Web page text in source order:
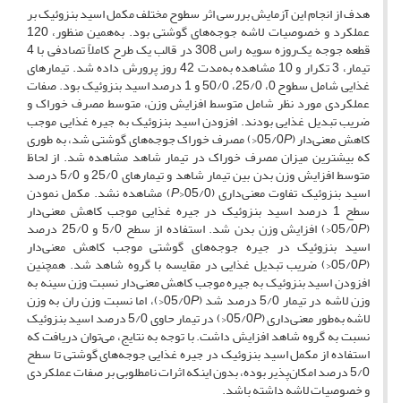
هدف از انجام این آزمایش بررسی اثر سطوح مختلف مکمل اسید بنزوئیک بر
عملکرد و خصوصیات لاشه جوجه‌های گوشتی بود. به‌همین منظور، 120
قطعه جوجه یک‌روزه سویه راس 308 در قالب یک طرح کاملاً تصادفی با 4
تیمار، 3 تکرار و 10 مشاهده به‌مدت 42 روز پرورش داده شد. تیمارهای
غذایی شامل سطوح 0، 25/0، 50/0 و 1 درصد اسید بنزوئیک بود. صفات
عملکردی مورد نظر شامل متوسط افزایش وزن، متوسط مصرف خوراک و
ضریب تبدیل غذایی بودند. افزودن اسید بنزوئیک به جیره غذایی موجب
کاهش معنی‌دار (05/0P <) مصرف خوراک جوجه‌های گوشتی شد، به طوری
‌که بیشترین میزان مصرف خوراک در تیمار شاهد مشاهده شد. از لحاظ
متوسط افزایش وزن بدن بین تیمار شاهد و تیمار‌های 25/0 و 5/0 درصد
اسید بنزوئیک تفاوت معنی‌داری (05/0< P) مشاهده نشد. مکمل نمودن
سطح 1 درصد اسید بنزوئیک در جیره غذایی موجب کاهش معنی‌دار
(05/0
P <) افزایش وزن بدن شد. استفاده از سطح 5/0 و 25/0 درصد
اسید بنزوئیک در جیره جوجه‌های گوشتی موجب کاهش معنی‌دار
(05/0
P <) ضریب تبدیل غذایی در مقایسه با گروه شاهد شد. همچنین
افزودن اسید بنزوئیک به جیره موجب کاهش معنی‌دار نسبت وزن سینه به
وزن لاشه در تیمار 5/0 درصد شد (05/0 P <)، اما نسبت وزن ران به وزن
لاشه به‌طور معنی‌داری (05/0P <) در تیمار حاوی 5/0 درصد اسید بنزوئیک
نسبت به گروه شاهد افزایش داشت. با توجه به نتایج، می‌توان دریافت که
استفاده از مکمل اسید بنزوئیک در جیره غذایی جوجه‌های گوشتی تا سطح
5/0 درصد امکان‌پذیر بوده، بدون اینکه اثرات نامطلوبی بر صفات عملکردی
و خصوصیات لاشه داشته باشد.